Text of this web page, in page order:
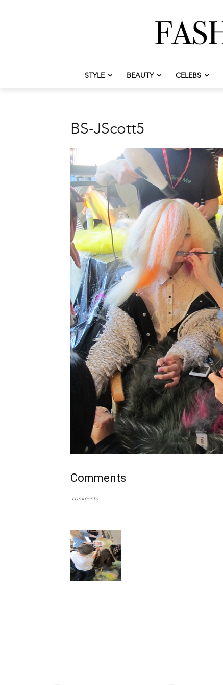
STYLE BEAUTY CELEBS
BS-JScott5
Comments
comments